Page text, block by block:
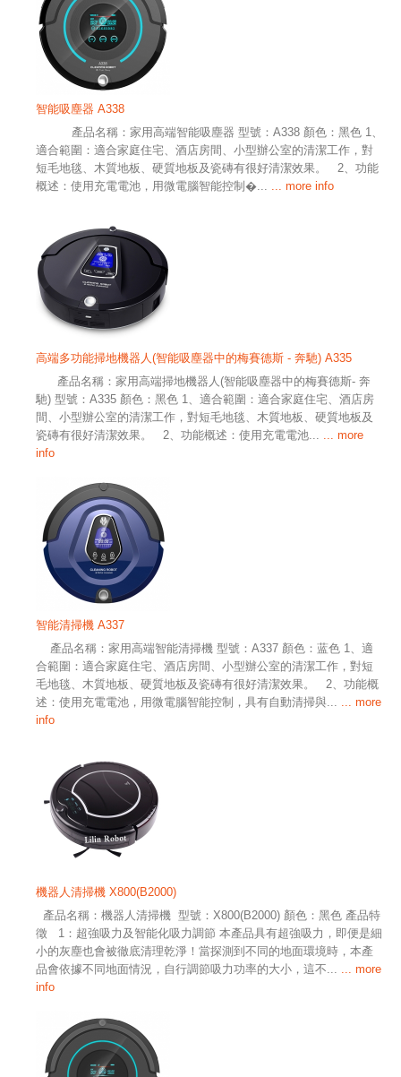
智能吸塵器 A338
產品名稱：家用高端智能吸塵器 型號：A338 顏色：黑色 1、
適合範圍：適合家庭住宅、酒店房間、小型辦公室的清潔工作，對
短毛地毯、木質地板、硬質地板及瓷磚有很好清潔效果。 2、功能
概述：使用充電電池，用微電腦智能控制�...
... more info
高端多功能掃地機器人(智能吸塵器中的梅賽德斯 - 奔馳) A335
產品名稱：家用高端掃地機器人(智能吸塵器中的梅賽德斯- 奔
馳) 型號：A335 顏色：黑色 1、適合範圍：適合家庭住宅、酒店房
間、小型辦公室的清潔工作，對短毛地毯、木質地板、硬質地板及
瓷磚有很好清潔效果。 2、功能概述：使用充電電池...
... more
info
智能清掃機 A337
產品名稱：家用高端智能清掃機 型號：A337 顏色：蓝色 1、適
合範圍：適合家庭住宅、酒店房間、小型辦公室的清潔工作，對短
毛地毯、木質地板、硬質地板及瓷磚有很好清潔效果。 2、功能概
述：使用充電電池，用微電腦智能控制，具有自動清掃與...
... more
info
機器人清掃機 X800(B2000)
產品名稱：機器人清掃機 型號：X800(B2000) 顏色：黑色 產品特
徵 1：超強吸力及智能化吸力調節 本產品具有超強吸力，即便是細
小的灰塵也會被徹底清理乾淨！當探測到不同的地面環境時，本產
品會依據不同地面情況，自行調節吸力功率的大小，這不...
... more
info